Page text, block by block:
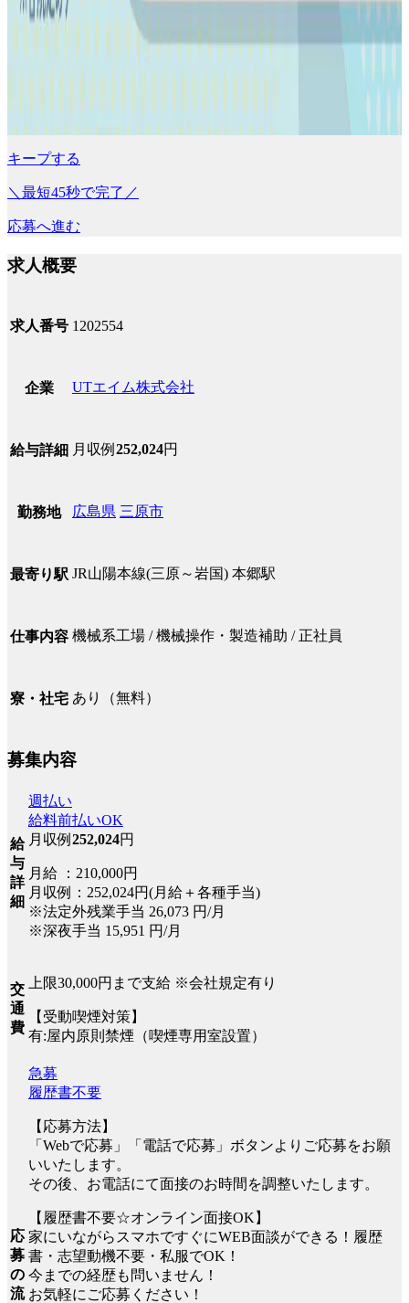
キープする
＼最短45秒で完了／
応募へ進む
求人概要
求人番号 1202554
企業 UTエイム株式会社
給与詳細 月収例 252,024円
勤務地 広島県 三原市
最寄り駅 JR山陽本線(三原～岩国) 本郷駅
仕事内容 機械系工場 / 機械操作・製造補助 / 正社員
寮・社宅 あり（無料）
募集内容
給
与
詳
細
週払い
給料前払いOK
月収例 252,024円
月給 ：210,000円
月収例：252,024円(月給＋各種手当)
※法定外残業手当 26,073 円/月
※深夜手当 15,951 円/月
交
通
費
上限30,000円まで支給 ※会社規定有り
【受動喫煙対策】
有:屋内原則禁煙（喫煙専用室設置）
応
募
の
流
急募
履歴書不要
【応募方法】
「Webで応募」「電話で応募」ボタンよりご応募をお願
いいたします。
その後、お電話にて面接のお時間を調整いたします。
【履歴書不要☆オンライン面接OK】
家にいながらスマホですぐにWEB面談ができる！履歴
書・志望動機不要・私服でOK！
今までの経歴も問いません！
お気軽にご応募ください！